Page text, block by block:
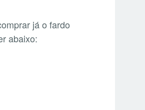
já o fardo
abaixo: